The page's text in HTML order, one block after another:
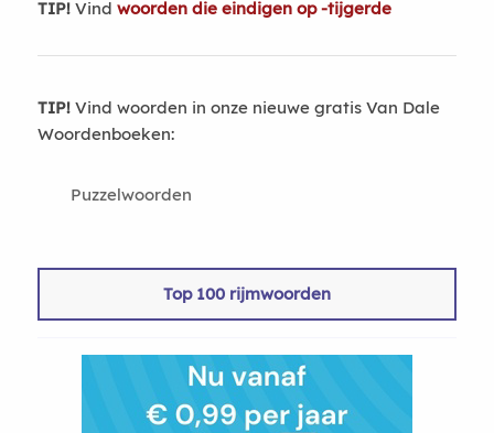
TIP!Vind woorden die eindigen op -tijgerde
TIP!Vind woorden in onze nieuwe gratis Van Dale
Woordenboeken:
Puzzelwoorden
Top 100 rijmwoorden